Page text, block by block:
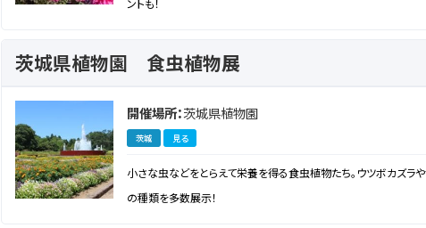
ントも！
茨城県植物園 食虫植物展
開催場所：茨城県植物園
茨城 見る
小さな虫などをとらえて栄養を得る食虫植物たち。ウツボカズラ
の種類を多数展示！